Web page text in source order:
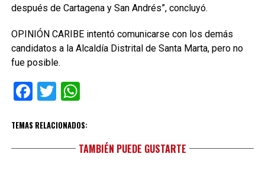
después de Cartagena y San Andrés”, concluyó.
OPINIÓN CARIBE intentó comunicarse con los demás
candidatos a la Alcaldía Distrital de Santa Marta, pero no
fue posible.
Facebook
TwitterWhatsApp
TEMAS RELACIONADOS:
TAMBIÉN PUEDE GUSTARTE